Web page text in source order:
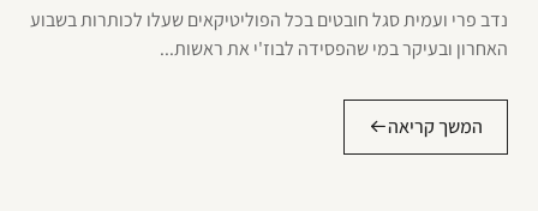
נדב פרי ועמית סגל חובטים בכל הפוליטיקאים שעלו לכותרות בשבוע
האחרון ובעיקר במי שהפסידה לבוז'י את ראשות...
המשך קריאה